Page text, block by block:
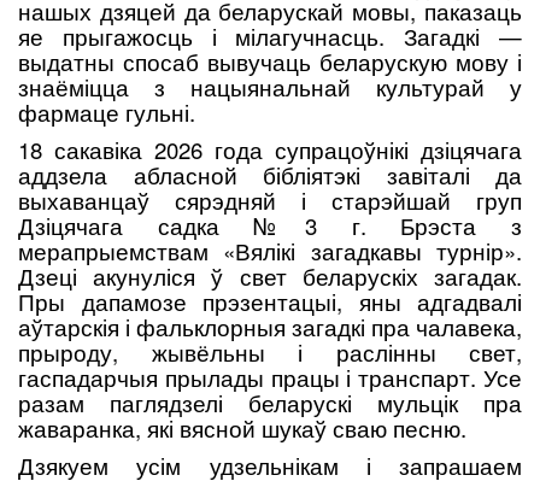
нашых дзяцей да беларускай мовы, паказаць
яе прыгажосць і мілагучнасць. Загадкі —
выдатны спосаб вывучаць беларускую мову і
знаёміцца з нацыянальнай культурай у
фармаце гульні.
18 сакавіка 2026 года супрацоўнікі дзіцячага
аддзела абласной бібліятэкі завіталі да
выхаванцаў сярэдняй і старэйшай груп
Дзіцячага садка №3 г. Брэста з
мерапрыемствам «Вялікі загадкавы турнір».
Дзеці акунуліся ў свет беларускіх загадак.
Пры дапамозе прэзентацыі, яны адгадвалі
аўтарскія і фальклорныя загадкі пра чалавека,
прыроду, жывёльны і раслінны свет,
гаспадарчыя прылады працы і транспарт. Усе
разам паглядзелі беларускі мульцік пра
жаваранка, які вясной шукаў сваю песню.
Дзякуем усім удзельнікам і запрашаем